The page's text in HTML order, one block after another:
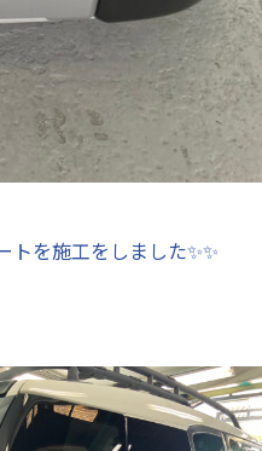
を施工をしました✨✨